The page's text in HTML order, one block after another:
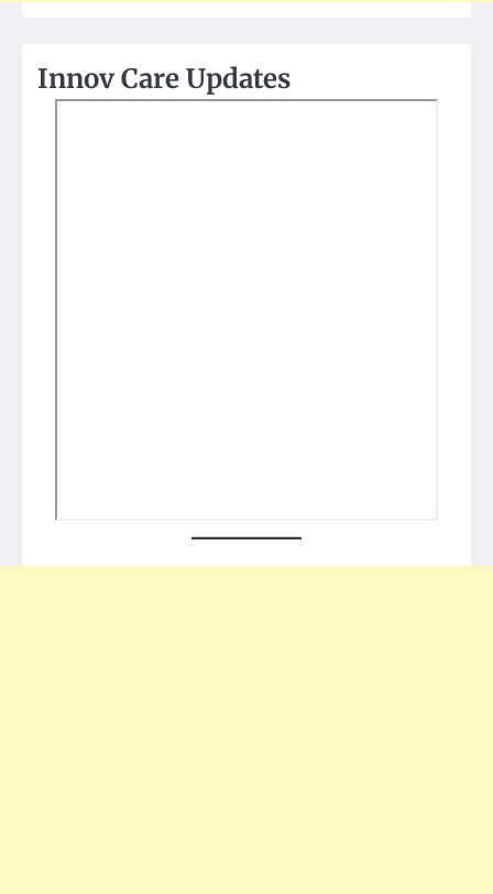
Innov Care Updates